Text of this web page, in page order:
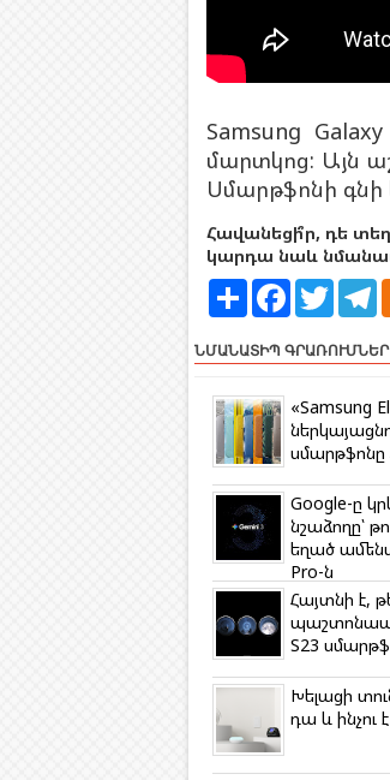
Samsung
մարտկոց: Այն
Սմարթֆոնի գնի
Հավանեցի՞ր, դե
կարդա նաև
S
r
e
F
e
b
o
k
T
t
t
r
T
e
g
a
ՆՄԱՆԱՏԻՊ ԳՐԱՌՈՒՄՆԵՐ
«Samsung
Google-ը
նշաձողը՝
եղած
Pro-ն
Հայտնի է,
S23
Խելացի
դա և